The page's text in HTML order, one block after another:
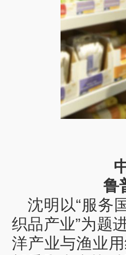
鲁
沈明以“服务
织品产业”为题
洋产业与渔业